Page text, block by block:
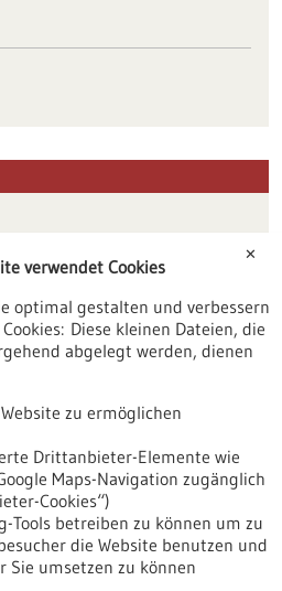
✕
verwendet Cookies
optimal gestalten und verbessern
Diese kleinen Dateien, die
abgelegt werden, dienen
zu ermöglichen
Drittanbieter-Elemente wie
Maps-Navigation zugänglich
Cookies“)
Tools betreiben zu können um zu
die Website benutzen und
umsetzen zu können